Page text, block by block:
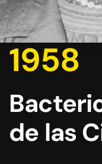
1958
de las